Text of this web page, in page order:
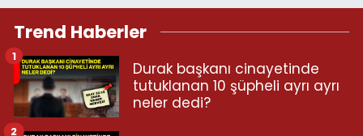
Trend Haberler
Durak başkanı cinayetinde
tutuklanan 10 şüpheli ayrı ayrı
neler dedi?
1
2